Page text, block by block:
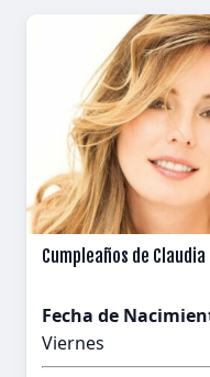
Cumpleaños de Claudia
Fecha de
Viernes